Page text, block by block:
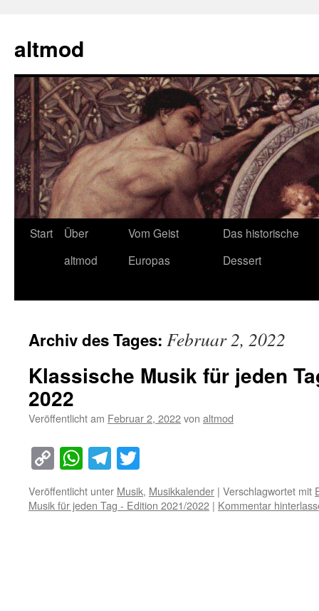
springen
altmod
Start
Über
altmod
Vom Geist
Europas
Das historische
Dessert
Archiv des Tages: Februar 2, 2022
Klassische Musik für jeden
2022
Veröffentlicht am Februar 2, 2022von altmod
Copy
Link
WhatsApp
Telegram
Veröffentlicht unter Musik, Musikkalender | Verschlagwortet mit
Musik für jeden Tag - Edition 2021/2022 | Kommentar